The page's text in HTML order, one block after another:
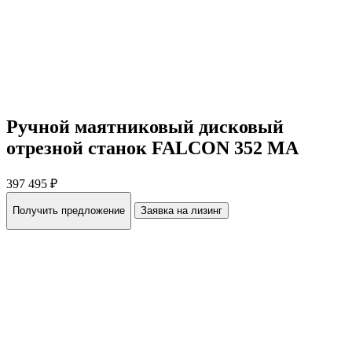
Ручной маятниковый дисковый
отрезной станок FALCON 352 MA
397 495 ₽
Получить предложение Заявка на лизинг